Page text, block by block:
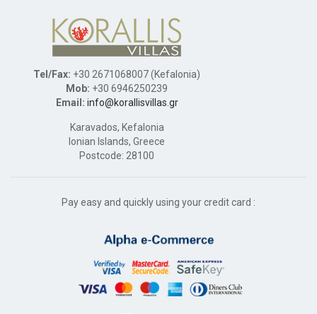
Tel/Fax: +30 2671068007 (Kefalonia)
Mob: +30 6946250239
Email: info@korallisvillas.gr
Karavados, Kefalonia
Ionian Islands, Greece
Postcode: 28100
Pay easy and quickly using your credit card :